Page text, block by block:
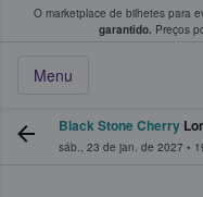
O marketplace de bilhetes para
garantido. Preços
Menu
fãs compram
Black Stone Cherry
sáb., 23 de jan. de 2027 •